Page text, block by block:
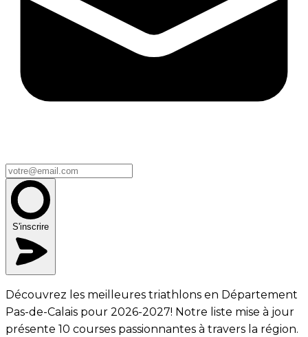
S'inscrire
Découvrez les meilleures triathlons en Département
Pas-de-Calais pour 2026-2027! Notre liste mise à jour
présente 10 courses passionnantes à travers la région.